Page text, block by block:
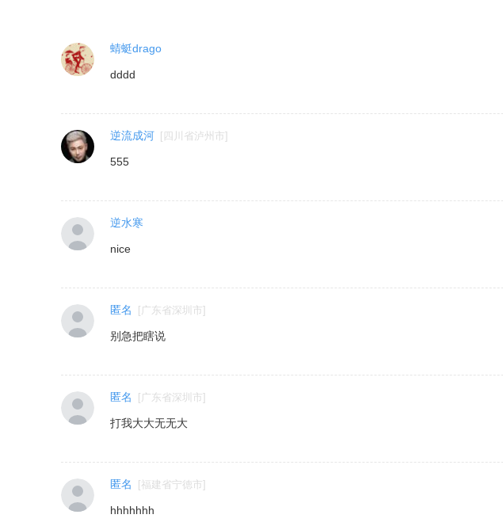
蜻蜓drago
dddd
逆流成河 [ 四川省泸州市]
555
逆水寒
nice
匿名 [ 广东省深圳市]
别急把瞎说
匿名 [ 广东省深圳市]
打我大大无无大
匿名 [福建省宁德市]
hhhhhhh